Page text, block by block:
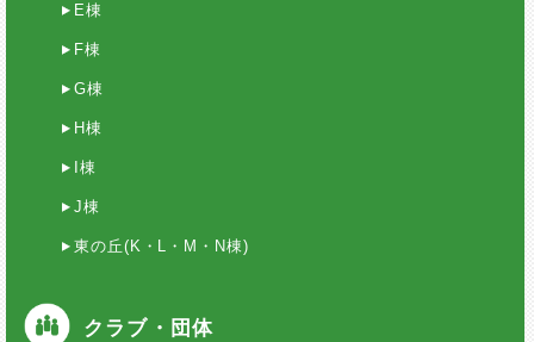
E棟
F棟
G棟
H棟
I棟
J棟
東の丘(K・L・M・N棟)
クラブ・団体